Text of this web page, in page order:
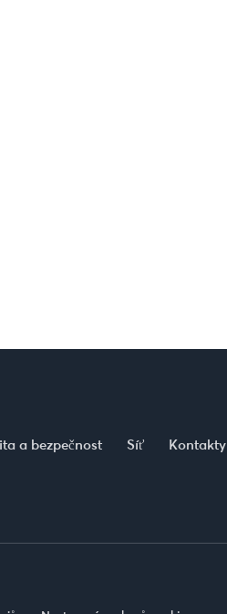
a bezpečnost Síť Kontakty